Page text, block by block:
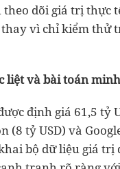
theo dõi giá trị thực
vì chỉ kiểm thử
liệt và bài toán
định giá 61,5 tỷ
(8 tỷ USD) và
bộ dữ liệu giá trị